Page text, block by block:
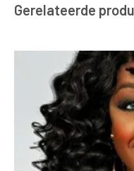
Gerelateerde